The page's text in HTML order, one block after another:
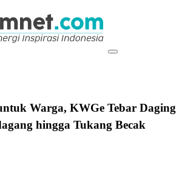
Warga, KWGe Tebar Daging
hingga Tukang Becak